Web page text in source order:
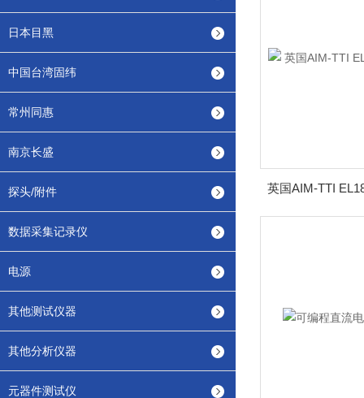
日本目黑
中国台湾固纬
常州同惠
南京长盛
探头/附件
数据采集记录仪
电源
其他测试仪器
其他分析仪器
元器件测试仪
英国AIM-TTI